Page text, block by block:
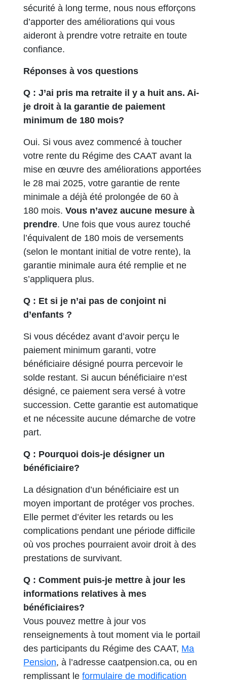
sécurité à long terme, nous nous efforçons
d’apporter des améliorations qui vous
aideront à prendre votre retraite en toute
confiance.
Réponses à vos questions
Q : J’ai pris ma retraite il y a huit ans. Ai-
je droit à la garantie de paiement
minimum de 180 mois?
Oui. Si vous avez commencé à toucher
votre rente du Régime des CAAT avant la
mise en œuvre des améliorations apportées
le 28 mai 2025, votre garantie de rente
minimale a déjà été prolongée de 60 à
180 mois.Vous n’avez aucune mesure à
prendre. Une fois que vous aurez touché
l’équivalent de 180 mois de versements
(selon le montant initial de votre rente), la
garantie minimale aura été remplie et ne
s’appliquera plus.
Q : Et si je n’ai pas de conjoint ni
d’enfants ?
Si vous décédez avant d’avoir perçu le
paiement minimum garanti, votre
bénéficiaire désigné pourra percevoir le
solde restant. Si aucun bénéficiaire n’est
désigné, ce paiement sera versé à votre
succession. Cette garantie est automatique
et ne nécessite aucune démarche de votre
part.
Q : Pourquoi dois-je désigner un
bénéficiaire?
La désignation d’un bénéficiaire est un
moyen important de protéger vos proches.
Elle permet d’éviter les retards ou les
complications pendant une période difficile
où vos proches pourraient avoir droit à des
prestations de survivant.
Q : Comment puis-je mettre à jour les
informations relatives à mes
bénéficiaires?
Vous pouvez mettre à jour vos
renseignements à tout moment via le portail
des participants du Régime des CAAT, Ma
Pension, à l’adresse caatpension.ca, ou en
remplissant leformulaire de modification